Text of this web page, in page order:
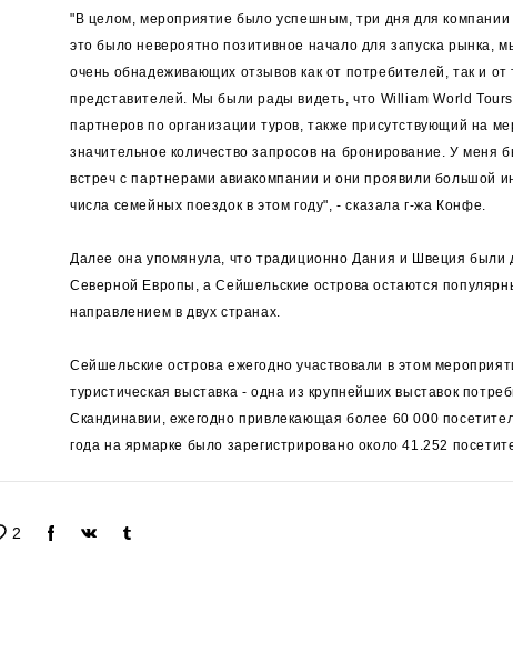
"В целом, мероприятие было успешным, три дня для компании
это было невероятно позитивное начало для запуска рынка,
очень обнадеживающих отзывов как от потребителей, так и от
представителей. Мы были рады видеть, что William World
партнеров по организации туров, также присутствующий на
значительное количество запросов на бронирование. У меня
встреч с партнерами авиакомпании и они проявили большой
числа семейных поездок в этом году", - сказала г-жа Конфе.
Далее она упомянула, что традиционно Дания и Швеция были
Северной Европы, а Сейшельские острова остаются
направлением в двух странах.
Сейшельские острова ежегодно участвовали в этом
туристическая выставка - одна из крупнейших выставок
Скандинавии, ежегодно привлекающая более 60 000
года на ярмарке было зарегистрировано около 41.252
2